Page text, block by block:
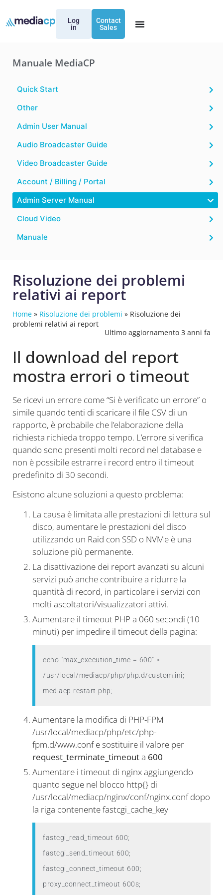
Log
in
Contact
Sales
Manuale MediaCP
Quick Start
Other
Admin User Manual
Audio Broadcaster Guide
Video Broadcaster Guide
Account / Billing / Portal
Admin Server Manual
Cloud Video
Manuale
Risoluzione dei problemi
relativi ai report
Home » Risoluzione dei problemi » Risoluzione dei
problemi relativi ai report
Ultimo aggiornamento 3 anni fa
Il download del report
mostra errori o timeout
Se ricevi un errore come “Si è verificato un errore” o
simile quando tenti di scaricare il file CSV di un
rapporto, è probabile che l’elaborazione della
richiesta richieda troppo tempo. L’errore si verifica
quando sono presenti molti record nel database e
non è possibile estrarre i record entro il timeout
predefinito di 30 secondi.
Esistono alcune soluzioni a questo problema:
La causa è limitata alle prestazioni di lettura sul
disco, aumentare le prestazioni del disco
utilizzando un Raid con SSD o NVMe è una
soluzione più permanente.
La disattivazione dei report avanzati su alcuni
servizi può anche contribuire a ridurre la
quantità di record, in particolare i servizi con
molti ascoltatori/visualizzatori attivi.
Aumentare il timeout PHP a 060 secondi (10
minuti) per impedire il timeout della pagina:
echo "max_execution_time = 600" >
/usr/local/mediacp/php/php.d/custom.ini;
mediacp restart php;
Aumentare la modifica di PHP-FPM
/usr/local/mediacp/php/etc/php-
fpm.d/www.conf e sostituire il valore per
request_terminate_timeouta 600
Aumentare i timeout di nginx aggiungendo
quanto segue nel blocco http{} di
/usr/local/mediacp/nginx/conf/nginx.conf dopo
la riga contenente fastcgi_cache_key
fastcgi_read_timeout 600;
fastcgi_send_timeout 600;
fastcgi_connect_timeout 600;
proxy_connect_timeout 600s;